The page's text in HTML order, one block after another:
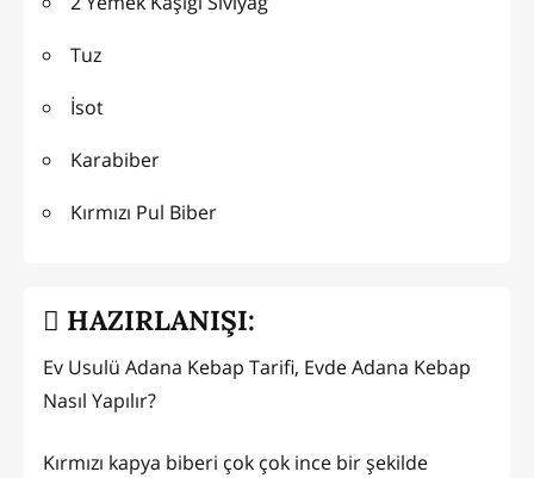
Tuz
İsot
Karabiber
Kırmızı Pul Biber
HAZIRLANIŞI:
Ev Usulü Adana Kebap Tarifi, Evde Adana Kebap
Nasıl Yapılır?
Kırmızı kapya biberi çok çok ince bir şekilde